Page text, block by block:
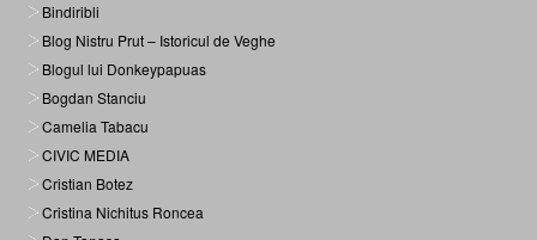
Bindiribli
Blog Nistru Prut – Istoricul de Veghe
Blogul lui Donkeypapuas
Bogdan Stanciu
Camelia Tabacu
CIVIC MEDIA
Cristian Botez
Cristina Nichitus Roncea